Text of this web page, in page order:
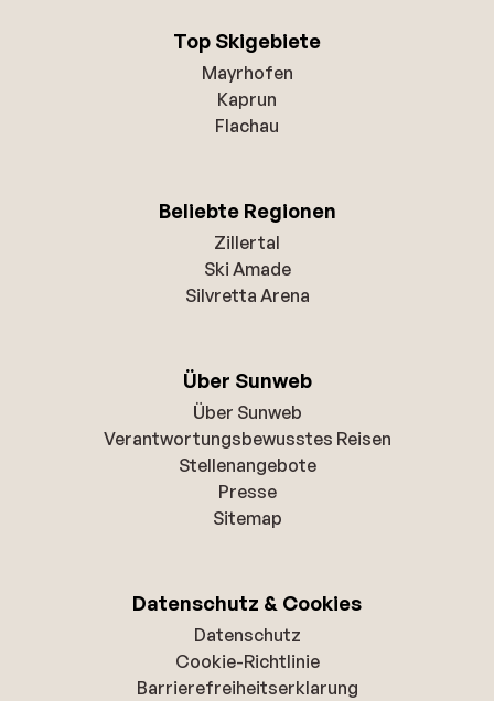
Top Skigebiete
Mayrhofen
Kaprun
Flachau
Beliebte Regionen
Zillertal
Ski Amade
Silvretta Arena
Über Sunweb
Über Sunweb
Verantwortungsbewusstes Reisen
Stellenangebote
Presse
Sitemap
Datenschutz & Cookies
Datenschutz
Cookie-Richtlinie
Barrierefreiheitserklarung